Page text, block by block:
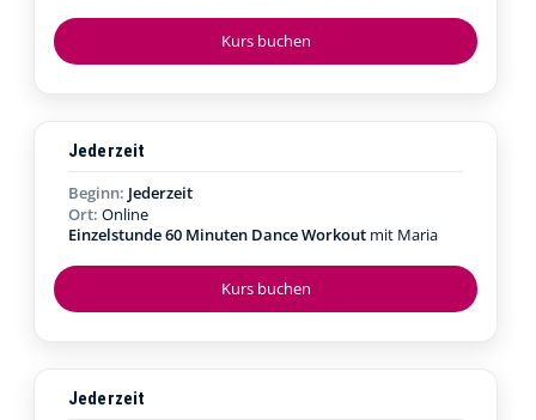
Kurs buchen
Kurs buchen
Jederzeit
Beginn: Jederzeit
Ort: Online
Einzelstunde 60 Minuten Dance Workout mit Maria
Jederzeit